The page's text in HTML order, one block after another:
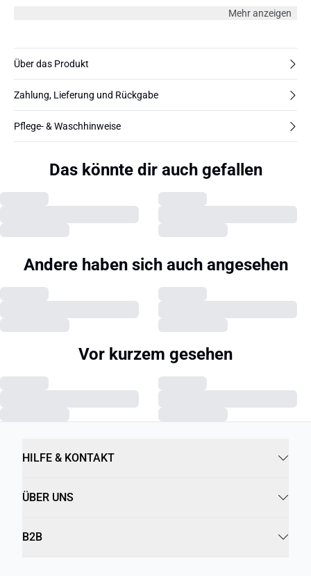
and style. Pair it with jeans or tailored pants for a complete and
Mehr anzeigen
Über das Produkt
Zahlung, Lieferung und Rückgabe
Pflege- & Waschhinweise
Das könnte dir auch gefallen
Andere haben sich auch angesehen
Vor kurzem gesehen
HILFE & KONTAKT
ÜBER UNS
B2B